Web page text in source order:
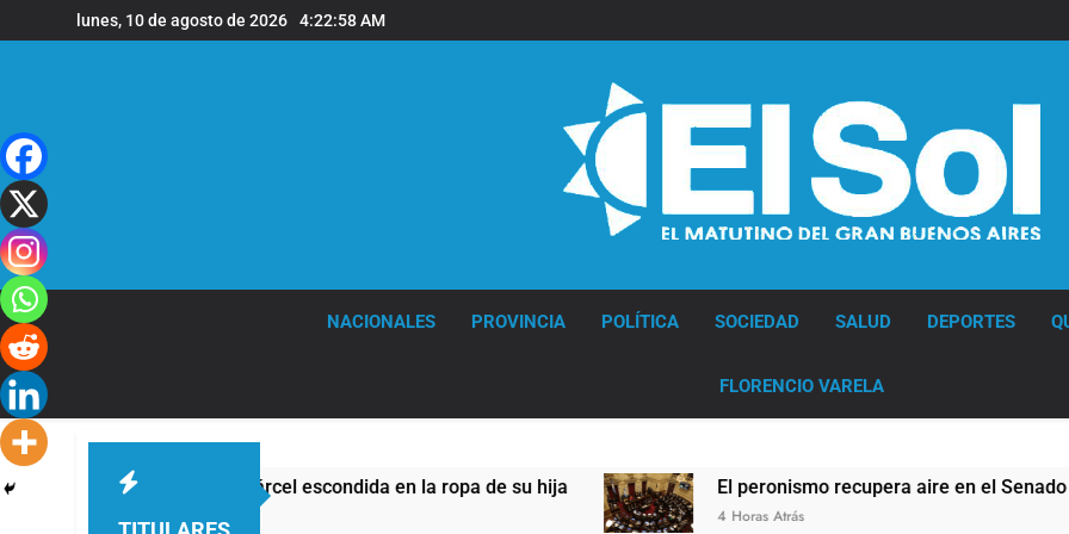
al
lunes, 10 de agosto de 2026 4:22:59 AM
NACIONALES PROVINCIA POLÍTICA SOCIEDAD SALUD DEPORTES
FLORENCIO VARELA
a una cárcel escondida en la ropa de su hija El peronismo recupera aire en el Senado frente a los
4 Horas Atrás